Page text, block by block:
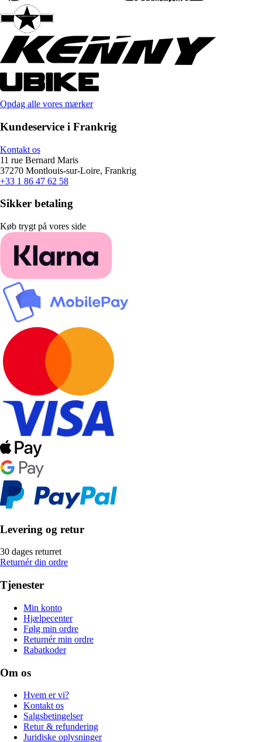
Opdag alle vores mærker
Kundeservice i Frankrig
Kontakt os
11 rue Bernard Maris
37270 Montlouis-sur-Loire, Frankrig
+33 1 86 47 62 58
Sikker betaling
Køb trygt på vores side
Levering og retur
30 dages returret
Returnér din ordre
Tjenester
Min konto
Hjælpecenter
Følg min ordre
Returnér min ordre
Rabatkoder
Om os
Hvem er vi?
Kontakt os
Salgsbetingelser
Retur & refundering
Juridiske oplysninger